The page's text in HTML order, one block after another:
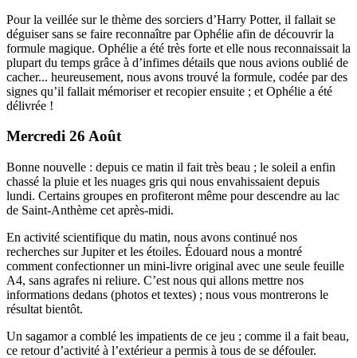
Pour la veillée sur le thème des sorciers d’Harry Potter, il fallait se
déguiser sans se faire reconnaître par Ophélie afin de découvrir la
formule magique. Ophélie a été très forte et elle nous reconnaissait la
plupart du temps grâce à d’infimes détails que nous avions oublié de
cacher... heureusement, nous avons trouvé la formule, codée par des
signes qu’il fallait mémoriser et recopier ensuite ; et Ophélie a été
délivrée !
Mercredi 26 Août
Bonne nouvelle : depuis ce matin il fait très beau ; le soleil a enfin
chassé la pluie et les nuages gris qui nous envahissaient depuis
lundi. Certains groupes en profiteront même pour descendre au lac
de Saint-Anthème cet après-midi.
En activité scientifique du matin, nous avons continué nos
recherches sur Jupiter et les étoiles. Édouard nous a montré
comment confectionner un mini-livre original avec une seule feuille
A4, sans agrafes ni reliure. C’est nous qui allons mettre nos
informations dedans (photos et textes) ; nous vous montrerons le
résultat bientôt.
Un sagamor a comblé les impatients de ce jeu ; comme il a fait beau,
ce retour d’activité à l’extérieur a permis à tous de se défouler.